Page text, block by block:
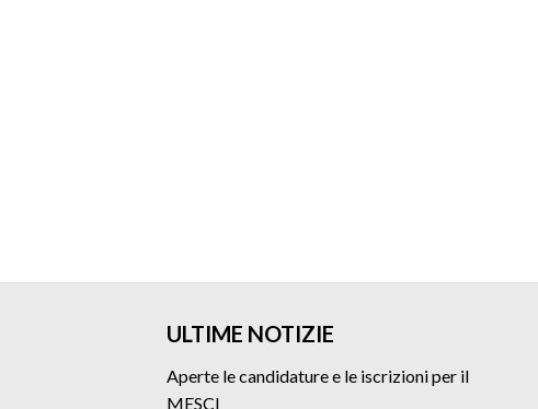
ULTIME NOTIZIE
Aperte le candidature e le iscrizioni per il
MESCI